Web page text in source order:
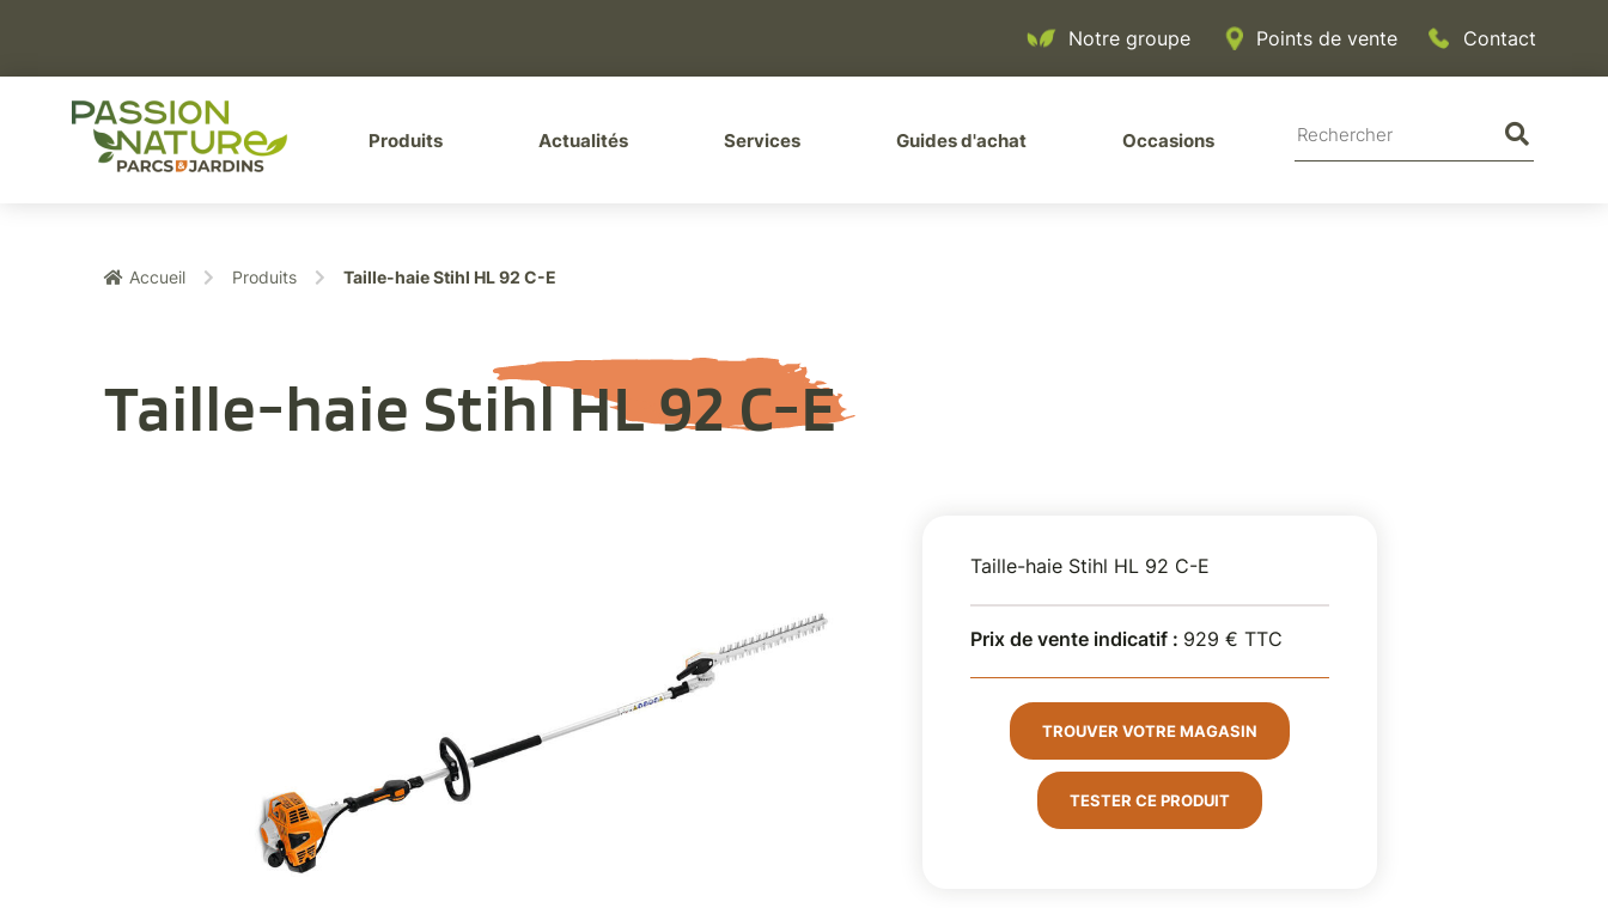
Notre groupe
Points de vente Contact
Produits Actualités Services Guides d'achat Occasions
Rechercher
sur
le
Rechercher
sur
Accueil Produits Taille-haie Stihl HL 92 C-E
Taille-haie Stihl HL 92 C-E
Taille-haie Stihl HL 92 C-E
Prix de vente indicatif : 929 € TTC
TROUVER VOTRE MAGASIN
TESTER CE PRODUIT